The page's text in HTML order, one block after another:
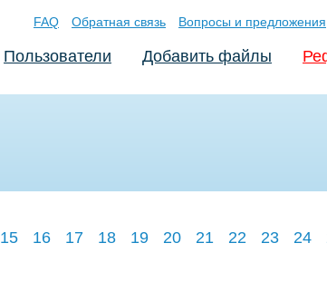
FAQ Обратная связь Вопросы и предложения
Пользователи Добавить файлы
15 16 17 18 19 20 21 22 23 24